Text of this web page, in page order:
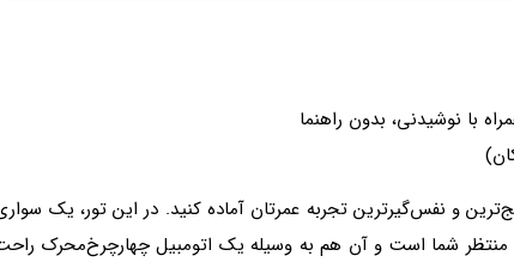
با نوشیدنی، بدون راهنما
و نفس‌گیرترین تجربه عمرتان آماده کنید. در این تور، یک
منتظر شما است و آن هم به وسیله یک اتومبیل چهارچرخ‌محرک